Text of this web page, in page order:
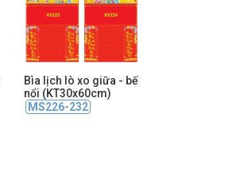
Bìa lịch lò xo giữa - bế
nổi (KT30x60cm)
MS226-232